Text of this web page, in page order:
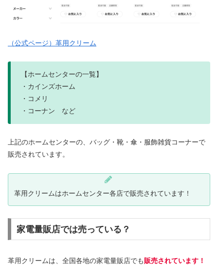
（公式ページ）革用クリーム
【ホームセンターの一覧】
・カインズホーム
・コメリ
・コーナン など
上記のホームセンターの、バッグ・靴・傘・服飾雑貨コーナーで
販売されています。
革用クリームはホームセンター各店で販売されています！
家電量販店では売っている？
革用クリームは、全国各地の家電量販店でも 販売されています！